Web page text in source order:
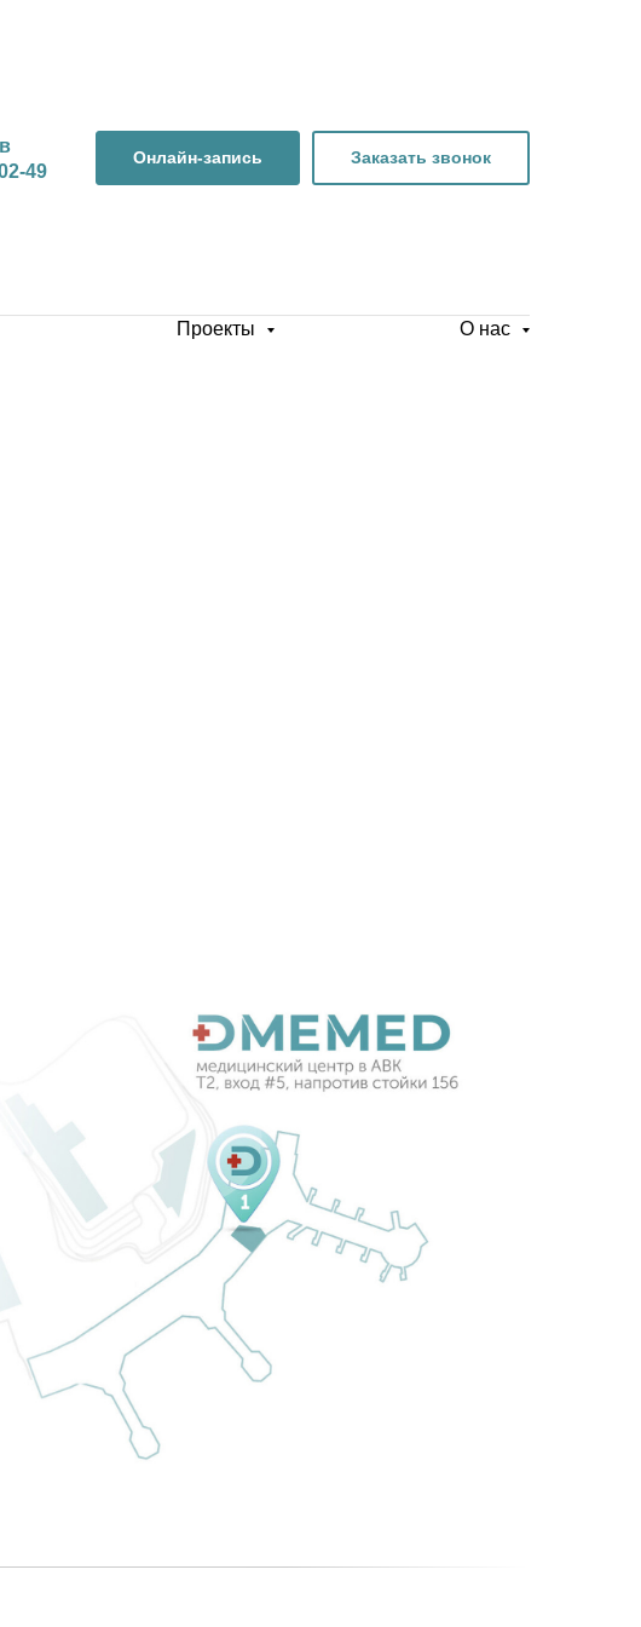
49
Онлайн-запись Заказать звонок
Проекты О нас